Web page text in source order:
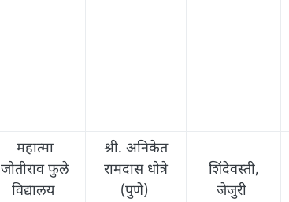
महात्मा
जोतीराव फुले
विद्यालय
श्री. अनिकेत
रामदास धोत्रे
(पुणे)
शिंदेवस्ती,
जेजुरी